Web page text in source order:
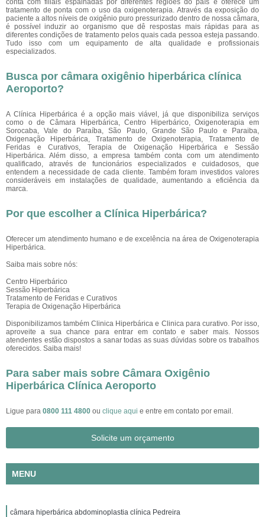
conta com filiais espalhadas por diferentes regiões do país e oferece um
tratamento de ponta com o uso da oxigenoterapia. Através da exposição do
paciente a altos níveis de oxigênio puro pressurizado dentro de nossa câmara,
é possível induzir ao organismo que dê respostas mais rápidas para as
diferentes condições de tratamento pelos quais cada pessoa esteja passando.
Tudo isso com um equipamento de alta qualidade e profissionais
especializados.
Busca por câmara oxigênio hiperbárica clínica
Aeroporto?
A Clínica Hiperbárica é a opção mais viável, já que disponibiliza serviços
como o de Câmara Hiperbárica, Centro Hiperbárico, Oxigenoterapia em
Sorocaba, Vale do Paraíba, São Paulo, Grande São Paulo e Paraiba,
Oxigenação Hiperbárica, Tratamento de Oxigenoterapia, Tratamento de
Feridas e Curativos, Terapia de Oxigenação Hiperbárica e Sessão
Hiperbárica. Além disso, a empresa também conta com um atendimento
qualificado, através de funcionários especializados e cuidadosos, que
entendem a necessidade de cada cliente. Também foram investidos valores
consideráveis em instalações de qualidade, aumentando a eficiência da
marca.
Por que escolher a Clínica Hiperbárica?
Oferecer um atendimento humano e de excelência na área de Oxigenoterapia
Hiperbárica.
Saiba mais sobre nós:
Centro Hiperbárico
Sessão Hiperbárica
Tratamento de Feridas e Curativos
Terapia de Oxigenação Hiperbárica
Disponibilizamos também Clinica Hiperbárica e Clinica para curativo. Por isso,
aproveite a sua chance para entrar em contato e saber mais. Nossos
atendentes estão dispostos a sanar todas as suas dúvidas sobre os trabalhos
oferecidos. Saiba mais!
Para saber mais sobre Câmara Oxigênio
Hiperbárica Clínica Aeroporto
Ligue para 0800 111 4800 ou clique aqui e entre em contato por email.
Solicite um orçamento
MENU
câmara hiperbárica abdominoplastia clínica Pedreira